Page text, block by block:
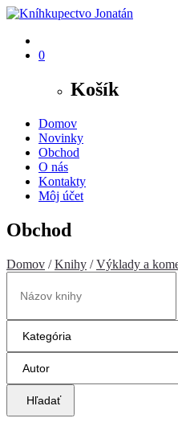
0
Košík
Domov
Novinky
Obchod
O nás
Kontakty
Môj účet
Obchod
Domov /Knihy /Výklady a
Hľadať